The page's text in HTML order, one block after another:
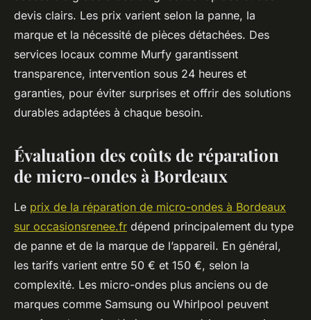
devis clairs. Les prix varient selon la panne, la
marque et la nécessité de pièces détachées. Des
services locaux comme Murfy garantissent
transparence, intervention sous 24 heures et
garanties, pour éviter surprises et offrir des solutions
durables adaptées à chaque besoin.
Évaluation des coûts de réparation
de micro-ondes à Bordeaux
Le prix de la réparation de micro-ondes à Bordeaux
sur occasionsrenee.fr dépend principalement du type
de panne et de la marque de l’appareil. En général,
les tarifs varient entre 50 € et 150 €, selon la
complexité. Les micro-ondes plus anciens ou de
marques comme Samsung ou Whirlpool peuvent